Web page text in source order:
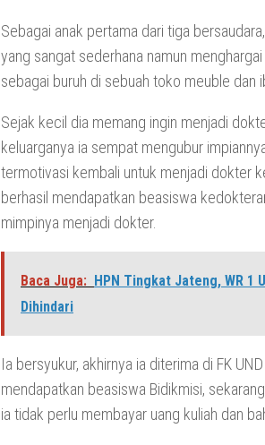
Sebagai anak pertama dari tiga
yang sangat sederhana namun
sebagai buruh di sebuah toko meuble dan
Sejak kecil dia memang ingin menjadi
keluarganya ia sempat mengubur
termotivasi kembali untuk menjadi dokter
berhasil mendapatkan beasiswa
mimpinya menjadi dokter.
Baca Juga: HPN Tingkat Jateng, WR 1
Dihindari
Ia bersyukur, akhirnya ia diterima di FK
mendapatkan beasiswa Bidikmisi,
ia tidak perlu membayar uang kuliah dan